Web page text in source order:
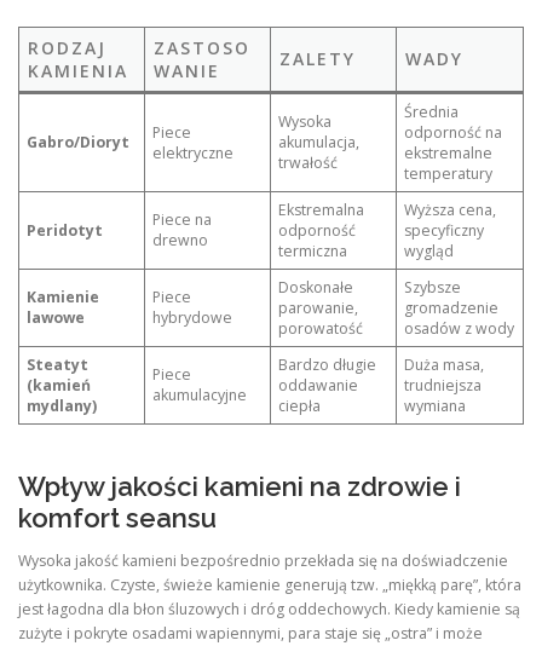
RODZAJ
KAMIENIA
ZASTOSO
WANIE
ZALETY WADY
Gabro/Dioryt
Piece
elektryczne
Wysoka
akumulacja,
trwałość
Średnia
odporność na
ekstremalne
temperatury
Peridotyt
Piece na
drewno
Ekstremalna
odporność
termiczna
Wyższa cena,
specyficzny
wygląd
Kamienie
lawowe
Piece
hybrydowe
Doskonałe
parowanie,
porowatość
Szybsze
gromadzenie
osadów z wody
Steatyt
(kamień
mydlany)
Piece
akumulacyjne
Bardzo długie
oddawanie
ciepła
Duża masa,
trudniejsza
wymiana
Wpływ jakości kamieni na zdrowie i
komfort seansu
Wysoka jakość kamieni bezpośrednio przekłada się na doświadczenie
użytkownika. Czyste, świeże kamienie generują tzw. „miękką parę”, która
jest łagodna dla błon śluzowych i dróg oddechowych. Kiedy kamienie są
zużyte i pokryte osadami wapiennymi, para staje się „ostra” i może